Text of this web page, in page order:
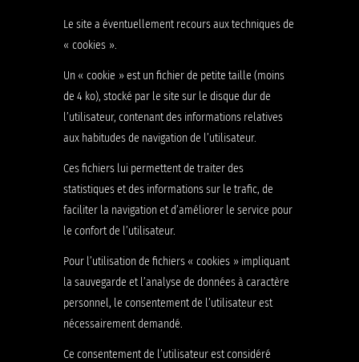
Le site a éventuellement recours aux techniques de
« cookies ».
Un « cookie » est un fichier de petite taille (moins
de 4 ko), stocké par le site sur le disque dur de
l’utilisateur, contenant des informations relatives
aux habitudes de navigation de l’utilisateur.
Ces fichiers lui permettent de traiter des
statistiques et des informations sur le trafic, de
faciliter la navigation et d’améliorer le service pour
le confort de l’utilisateur.
Pour l’utilisation de fichiers « cookies » impliquant
la sauvegarde et l’analyse de données à caractère
personnel, le consentement de l’utilisateur est
nécessairement demandé.
Ce consentement de l’utilisateur est considéré